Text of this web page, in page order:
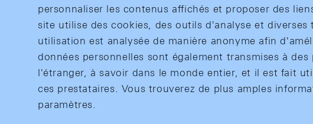
personnaliser les contenus affichés et proposer des
site utilise des cookies, des outils d'analyse et diverses
utilisation est analysée de manière anonyme afin
données personnelles sont également transmises à
l'étranger, à savoir dans le monde entier, et il est fait
ces prestataires. Vous trouverez de plus amples
paramètres.